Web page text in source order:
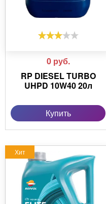
0 руб.
RP DIESEL TURBO
UHPD 10W40 20л
Купить
Хит